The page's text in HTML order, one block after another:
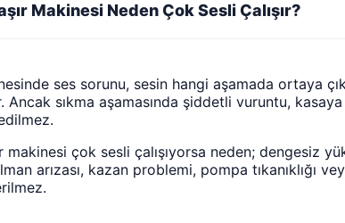
Makinesi Neden Çok Sesli Çalışır?
ses sorunu, sesin hangi aşamada ortaya
Ancak sıkma aşamasında şiddetli vuruntu,
makinesi çok sesli çalışıyorsa neden; dengesiz
arızası, kazan problemi, pompa